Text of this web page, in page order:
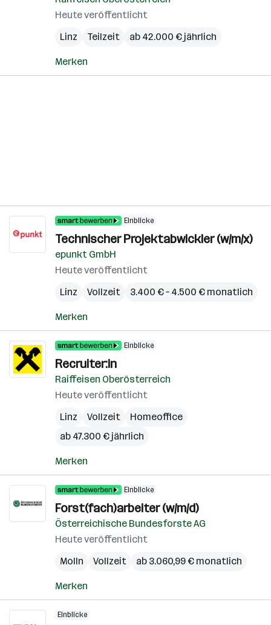
Heute veröffentlicht
Linz
Teilzeit ab 42.000 € jährlich
Merken
Einblicke
Technischer Projektabwickler (w/m/x)
epunkt GmbH
Heute veröffentlicht
Linz
Vollzeit 3.400 € – 4.500 € monatlich
Merken
Einblicke
Recruiter:in
Raiffeisen Oberösterreich
Heute veröffentlicht
Linz
Vollzeit
Homeoffice
ab 47.300 € jährlich
Merken
Einblicke
Forst(fach)arbeiter (w/m/d)
Österreichische Bundesforste AG
Heute veröffentlicht
Molln
Vollzeit ab 3.060,99 € monatlich
Merken
Einblicke